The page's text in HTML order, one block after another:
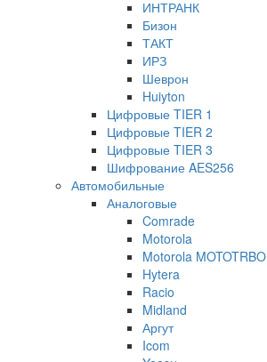
ИНТРАНК
Бизон
ТАКТ
ИРЗ
Шеврон
Huiyton
Цифровые TIER 1
Цифровые TIER 2
Цифровые TIER 3
Шифрование AES256
Автомобильные
Аналоговые
Comrade
Motorola
Motorola MOTOTRBO
Hytera
Racio
Midland
Аргут
Icom